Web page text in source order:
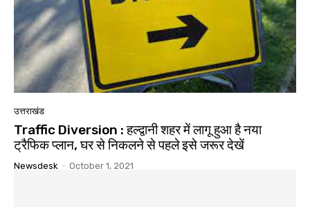
उत्तराखंड
Traffic Diversion : हल्द्वानी शहर में लागू हुआ है नया
ट्रैफिक प्लान, घर से निकलने से पहले इसे जरूर देखें
Newsdesk - October 1, 2021